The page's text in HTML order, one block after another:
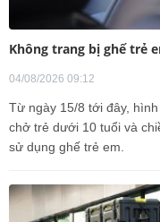
Không trang bị ghế trẻ
04/08/2026 09:12
Từ ngày 15/8 tới đây,
chở trẻ dưới 10 tuổi và
sử dụng ghế trẻ em.